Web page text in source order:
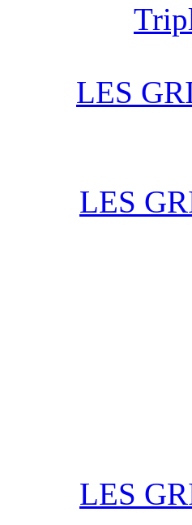
LES
LES
LES